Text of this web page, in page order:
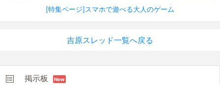
[特集ページ]スマホで遊べる大人のゲーム
吉原スレッド一覧へ戻る
掲示板 New